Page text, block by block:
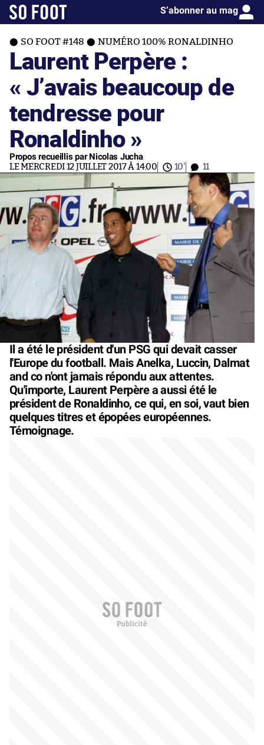
S’abonner au mag
SO FOOT #148 NUMÉRO 100% RONALDINHO
Laurent Perpère :
« J’avais beaucoup de
tendresse pour
Ronaldinho »
Propos recueillis par Nicolas Jucha
LE MERCREDI 12 JUILLET 2017 À 14:00 10' 11
Il a été le président d'un PSG qui devait casser
l'Europe du football. Mais Anelka, Luccin, Dalmat
and co n'ont jamais répondu aux attentes.
Qu'importe, Laurent Perpère a aussi été le
président de Ronaldinho, ce qui, en soi, vaut bien
quelques titres et épopées européennes.
Témoignage.